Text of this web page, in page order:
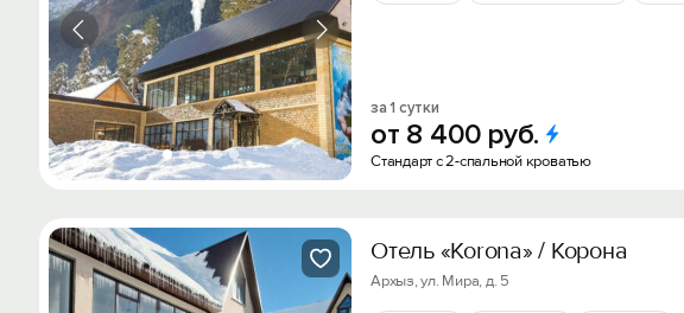
за 1 сутки
от 8 400 руб.
Стандарт с 2-спальной кроватью
Отель «Korona» / Корона
Архыз, ул. Мира, д. 5